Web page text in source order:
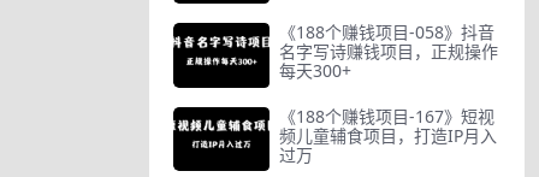
《188个赚钱项目-058》抖音
名字写诗赚钱项目，正规操作
每天300+
《188个赚钱项目-167》短视
频儿童辅食项目，打造IP月入
过万